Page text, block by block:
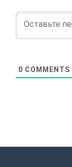
0 COMMENTS